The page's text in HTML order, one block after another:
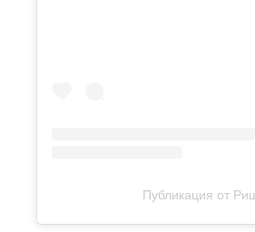
Публикация от